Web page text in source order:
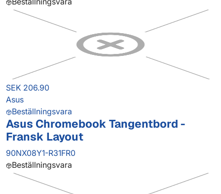
SEK 206.90
Asus
Beställningsvara
Asus Chromebook Tangentbord -
Fransk Layout
90NX08Y1-R31FR0
Beställningsvara